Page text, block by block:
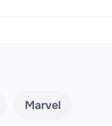
Marvel